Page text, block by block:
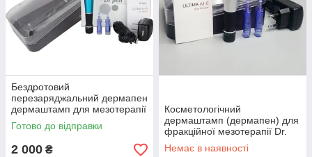
Бездротовий
перезаряджальний дермапен
дермаштамп для мезотерапії
Dr. Pen Ultima A1-W з
акумулятором
Готово до відправки
2 000 ₴
Косметологічний
дермаштамп (дермапен) для
фракційної мезотерапії Dr.
Pen Ultima A1 - C Сірий
Немає в наявності